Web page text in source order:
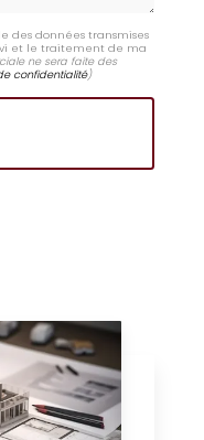
des données transmises
et le traitement de ma
ne sera faite des
confidentialité)